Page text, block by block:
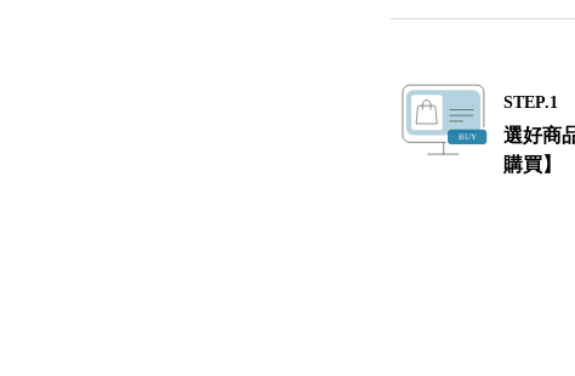
STEP.1
選好商
購買】